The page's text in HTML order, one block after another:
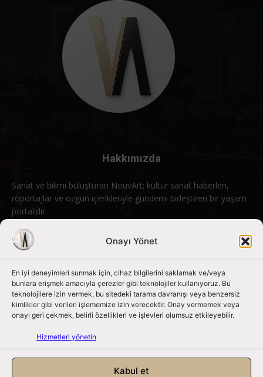
Onayı Yönet
En iyi deneyimleri sunmak için, cihaz bilgilerini saklamak ve/veya
bunlara erişmek amacıyla çerezler gibi teknolojiler kullanıyoruz. Bu
teknolojilere izin vermek, bu sitedeki tarama davranışı veya benzersiz
kimlikler gibi verileri işlememize izin verecektir. Onay vermemek veya
onayı geri çekmek, belirli özellikleri ve işlevleri olumsuz etkileyebilir.
Hizmetleri yönetin
Kabul et
Hakkımızda
Sanat ve bilimi buluşturan NouvArt; kültür sanat haberleri,
röportajlar ve özgün içerikleriyle gündemi birleştiren bir yaşam
portalıdır.
Bizimle iletişime geçin: info@nouvart.net
Bizi Takip Edin